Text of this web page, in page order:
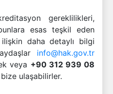
gereklilikleri,
esas teşkil eden
daha detaylı bilgi
info@hak.gov.tr
veya +90 312 939 08
ulaşabilirler.